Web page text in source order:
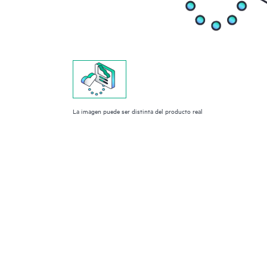
La imagen puede ser distinta del producto real